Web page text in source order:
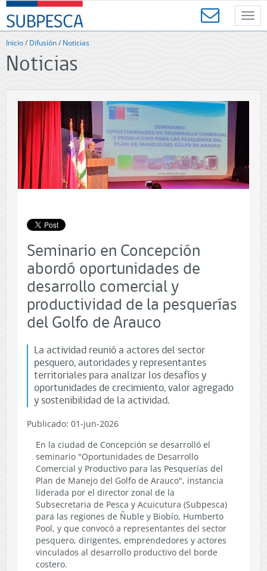
Contenido
principal
SUBPESCA
-
Subsecretaría
Pesca
y
Gobierno
Chile
Inicio/ Difusión/ Noticias
Noticias
Seminario en Concepción
abordó oportunidades de
desarrollo comercial y
productividad de la pesquerías
del Golfo de Arauco
La actividad reunió a actores del sector
pesquero, autoridades y representantes
territoriales para analizar los desafíos y
oportunidades de crecimiento, valor agregado
y sostenibilidad de la actividad.
Publicado: 01-jun-2026
En la ciudad de Concepción se desarrolló el
seminario "Oportunidades de Desarrollo
Comercial y Productivo para las Pesquerías del
Plan de Manejo del Golfo de Arauco", instancia
liderada por el director zonal de la
Subsecretaria de Pesca y Acuicutura (Subpesca)
para las regiones de Ñuble y Biobío, Humberto
Pool, y que convocó a representantes del sector
pesquero, dirigentes, emprendedores y actores
vinculados al desarrollo productivo del borde
costero.